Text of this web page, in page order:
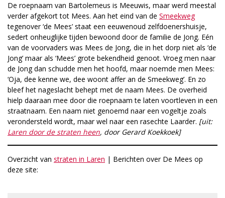
De roepnaam van Bartolemeus is Meeuwis, maar werd meestal
verder afgekort tot Mees. Aan het eind van de Smeekweg
tegenover ‘de Mees’ staat een eeuwenoud zelfdoenershuisje,
sedert onheuglijke tijden bewoond door de familie de Jong. Eén
van de voorvaders was Mees de Jong, die in het dorp niet als ‘de
Jong’ maar als ‘Mees’ grote bekendheid genoot. Vroeg men naar
de Jong dan schudde men het hoofd, maar noemde men Mees:
‘Oja, dee kenne we, dee woont affer an de Smeekweg’. En zo
bleef het nageslacht behept met de naam Mees. De overheid
hielp daaraan mee door die roepnaam te laten voortleven in een
straatnaam. Een naam niet genoemd naar een vogeltje zoals
verondersteld wordt, maar wel naar een rasechte Laarder. [uit:
Laren door de straten heen, door Gerard Koekkoek]
Overzicht van straten in Laren | Berichten over De Mees op
deze site: